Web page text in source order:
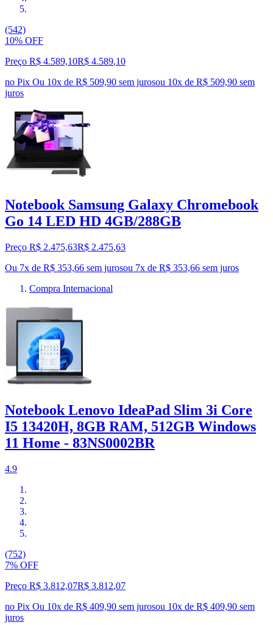
(542)
10% OFF
Preço R$ 4.589,10R$ 4.589,10
no Pix Ou 10x de R$ 509,90 sem jurosou 10x de R$ 509,90 sem
juros
Notebook Samsung Galaxy Chromebook
Go 14 LED HD 4GB/288GB
Preço R$ 2.475,63R$ 2.475,63
Ou 7x de R$ 353,66 sem jurosou 7x de R$ 353,66 sem juros
Compra Internacional
Notebook Lenovo IdeaPad Slim 3i Core
I5 13420H, 8GB RAM, 512GB Windows
11 Home - 83NS0002BR
4.9
(752)
7% OFF
Preço R$ 3.812,07R$ 3.812,07
no Pix Ou 10x de R$ 409,90 sem jurosou 10x de R$ 409,90 sem
juros